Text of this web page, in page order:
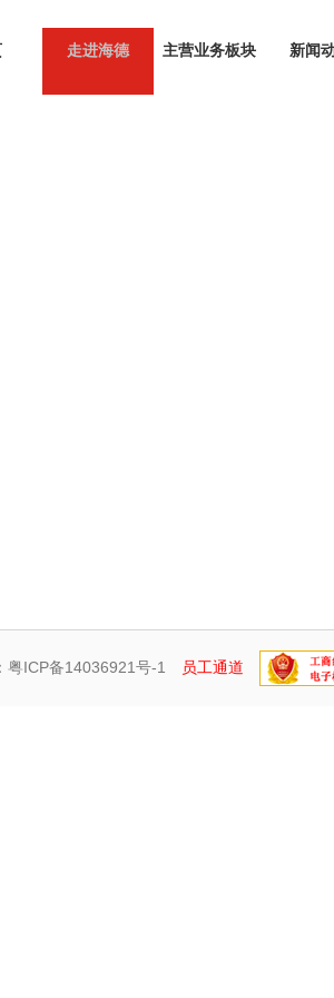
走进海德 主营业务板块 新闻
粤ICP备14036921号-1 员工通道